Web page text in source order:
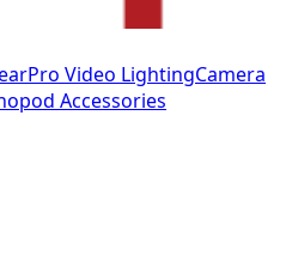
Pro Video LightingCamera
Accessories